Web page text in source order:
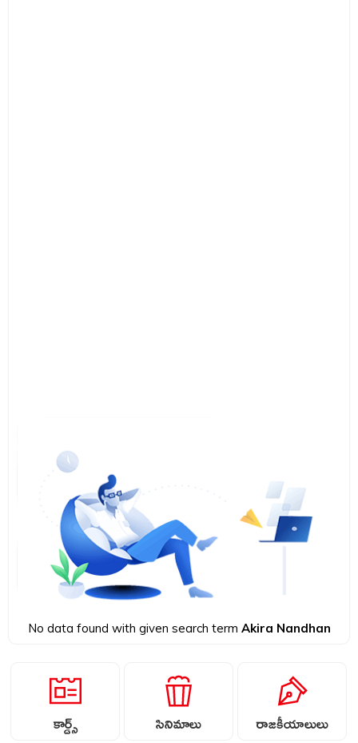
No data found with given search term Akira Nandhan
కార్డ్స్ సినిమాలు రాజకీయాలులు